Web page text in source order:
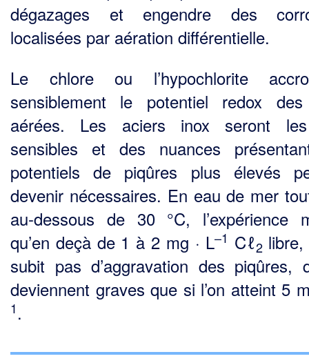
dégazages et engen­dre des
localisées par aération différentielle.
Le chlore ou l’hypochlorite
sensiblement le potentiel redox
aérées. Les aciers inox seront
sensibles et des nuances
potentiels de piqûres plus élevés
devenir nécessaires. En eau de mer
au-dessous de 30 °C, l’expérience
qu’en deçà de 1 à 2 mg · L–1 Cℓ2libre,
subit pas d’aggravation des piqûres,
deviennent graves que si l’on atteint 5
1.